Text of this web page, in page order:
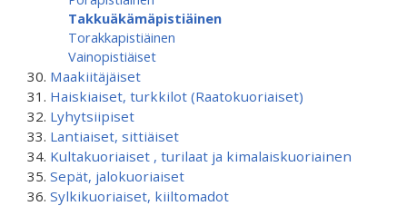
Takkuäkämäpistiäinen
Torakkapistiäinen
Vainopistiäiset
Maakiitäjäiset
Haiskiaiset, turkkilot (Raatokuoriaiset)
Lyhytsiipiset
Lantiaiset, sittiäiset
Kultakuoriaiset , turilaat ja kimalaiskuoriainen
Sepät, jalokuoriaiset
Sylkikuoriaiset, kiiltomadot